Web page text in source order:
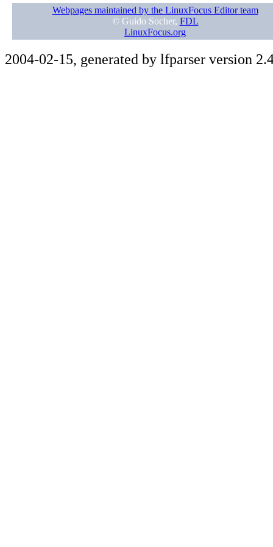
Webpages maintained by the LinuxFocus Editor team
© Guido Socher, FDL
LinuxFocus.org
2004-02-15, generated by lfparser version